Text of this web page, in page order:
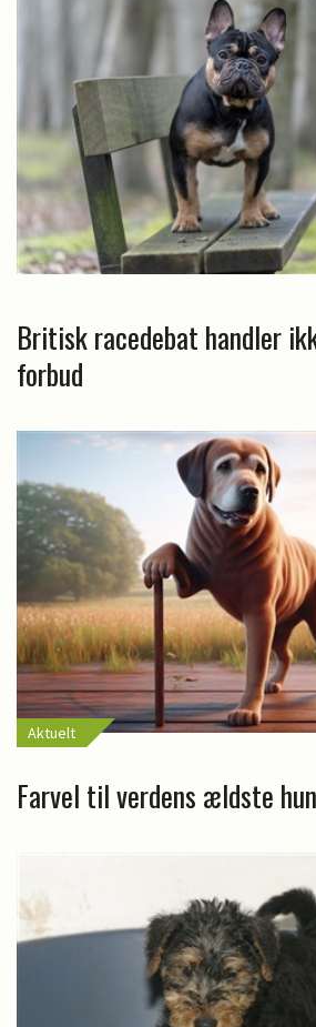
Britisk racedebat handler
forbud
Aktuelt
Farvel til verdens ældste